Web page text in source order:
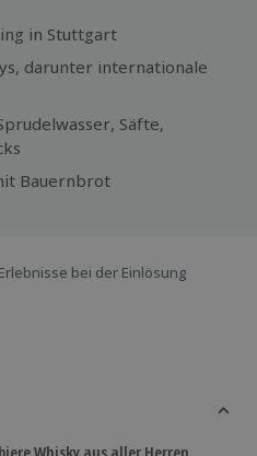
in Stuttgart
darunter internationale
Säfte,
Bauernbrot
bei der Einlösung
Whisky aus aller Herren